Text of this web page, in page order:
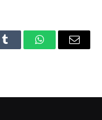
Tumblr WhatsAppEmail